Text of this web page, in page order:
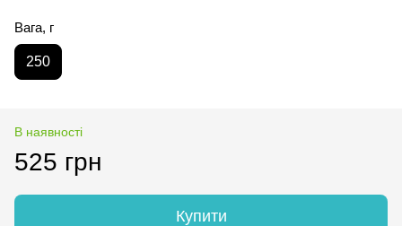
Вага, г
250
В наявності
525 грн
Купити